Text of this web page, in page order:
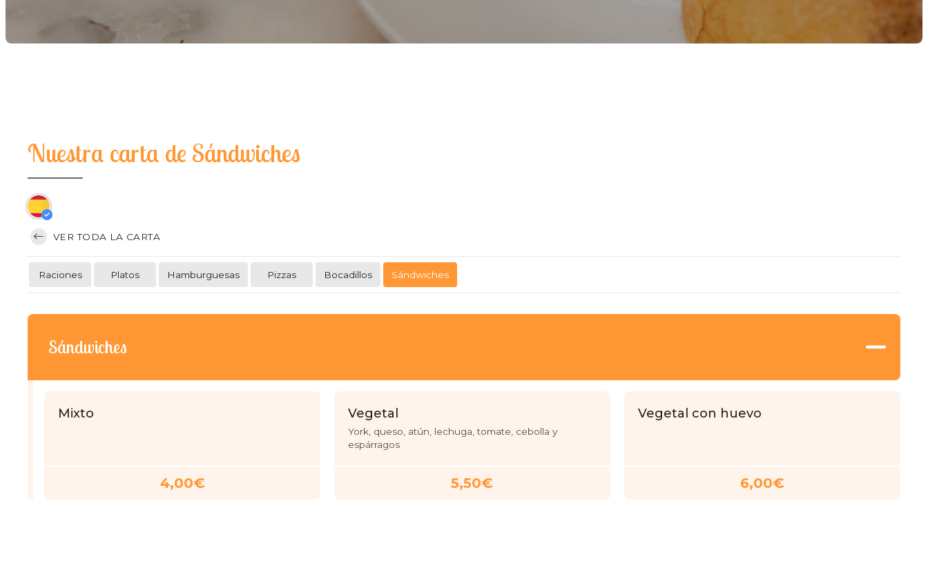
Nuestra carta de Sándwiches
VER TODA LA CARTA
Raciones Platos Hamburguesas Pizzas Bocadillos Sándwiches
Sándwiches
Mixto
4,00€
Vegetal
York, queso, atún, lechuga, tomate, cebolla y
espárragos
5,50€
Vegetal con huevo
6,00€